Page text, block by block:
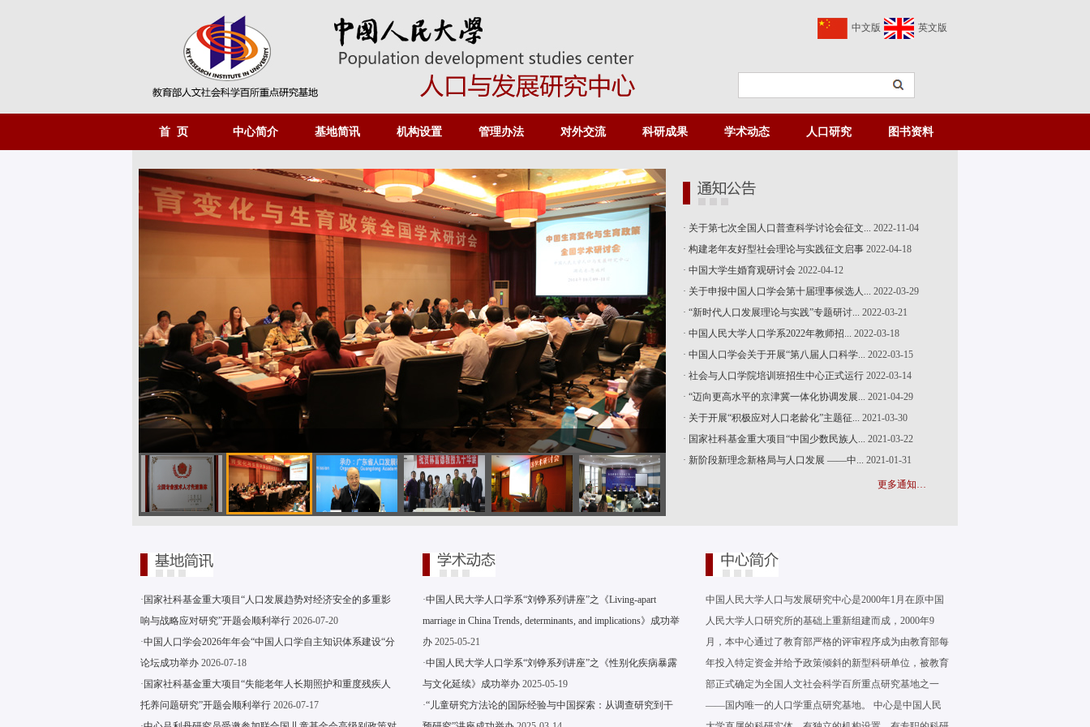
中文版 英文版
首 页 中心简介 基地简讯 机构设置 管理办法 对外交流 科研成果 学术动态 人口研究 图书资料
· 关于第七次全国人口普查科学讨论会征文... 2022-11-04
· 构建老年友好型社会理论与实践征文启事 2022-04-18
· 中国大学生婚育观研讨会 2022-04-12
· 关于申报中国人口学会第十届理事候选人... 2022-03-29
· “新时代人口发展理论与实践”专题研讨... 2022-03-21
· 中国人民大学人口学系2022年教师招... 2022-03-18
· 中国人口学会关于开展“第八届人口科学... 2022-03-15
· 社会与人口学院培训班招生中心正式运行 2022-03-14
· “迈向更高水平的京津冀一体化协调发展... 2021-04-29
· 关于开展“积极应对人口老龄化”主题征... 2021-03-30
· 国家社科基金重大项目“中国少数民族人... 2021-03-22
· 新阶段新理念新格局与人口发展 ——中... 2021-01-31
更多通知…
· 国家社科基金重大项目“人口发展趋势对经济安全的多重影
响与战略应对研究”开题会顺利举行 2026-07-20
·中国人口学会2026年年会“中国人口学自主知识体系建设“分
论坛成功举办 2026-07-18
· 国家社科基金重大项目“失能老年人长期照护和重度残疾人
托养问题研究”开题会顺利举行 2026-07-17
·中国人民大学人口学系“刘铮系列讲座”之《Living-apart
marriage in China Trends, determinants, and implications》成功举
办 2025-05-21
·中国人民大学人口学系“刘铮系列讲座”之《性别化疾病暴露
与文化延续》成功举办 2025-05-19
·“儿童研究方法论的国际经验与中国探索：从调查研究到干
中国人民大学人口与发展研究中心是2000年1月在原中国
人民大学人口研究所的基础上重新组建而成，2000年9
月，本中心通过了教育部严格的评审程序成为由教育部每
年投入特定资金并给予政策倾斜的新型科研单位，被教育
部正式确定为全国人文社会科学百所重点研究基地之一
——国内唯一的人口学重点研究基地。 中心是中国人民